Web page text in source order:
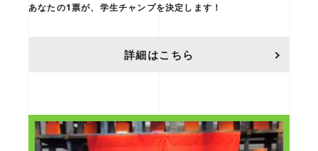
あなたの1票が、学生チャンプを決定します！
詳細はこちら